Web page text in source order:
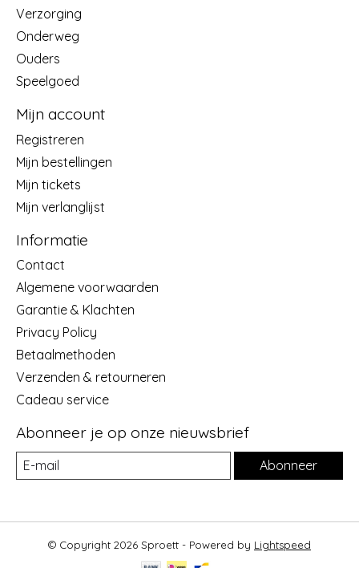
Verzorging
Onderweg
Ouders
Speelgoed
Mijn account
Registreren
Mijn bestellingen
Mijn tickets
Mijn verlanglijst
Informatie
Contact
Algemene voorwaarden
Garantie & Klachten
Privacy Policy
Betaalmethoden
Verzenden & retourneren
Cadeau service
Abonneer je op onze nieuwsbrief
Abonneer
© Copyright 2026 Sproett - Powered by Lightspeed